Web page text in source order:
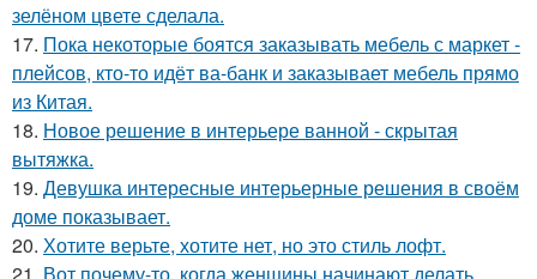
зелёном цвете сделала.
17. Пока некоторые боятся заказывать мебель с маркет -
плейсов, кто-то идёт ва-банк и заказывает мебель прямо
из Китая.
18. Новое решение в интерьере ванной - скрытая
вытяжка.
19. Девушка интересные интерьерные решения в своём
доме показывает.
20. Хотите верьте, хотите нет, но это стиль лофт.
21. Вот почему-то, когда женщины начинают делать